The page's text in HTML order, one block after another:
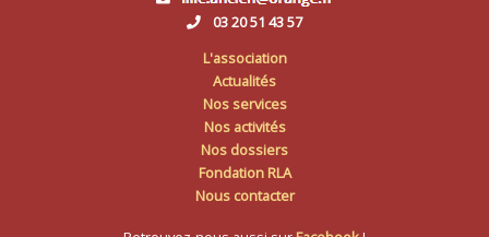
03 20 51 43 57
L'association
Actualités
Nos services
Nos activités
Nos dossiers
Fondation RLA
Nous contacter